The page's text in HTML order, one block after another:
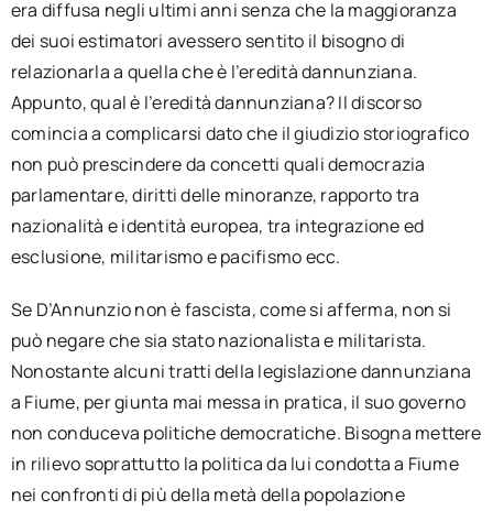
era diffusa negli ultimi anni senza che la maggioranza
dei suoi estimatori avessero sentito il bisogno di
relazionarla a quella che è l’eredità dannunziana.
Appunto, qual è l’eredità dannunziana? Il discorso
comincia a complicarsi dato che il giudizio storiografico
non può prescindere da concetti quali democrazia
parlamentare, diritti delle minoranze, rapporto tra
nazionalità e identità europea, tra integrazione ed
esclusione, militarismo e pacifismo ecc.
Se D’Annunzio non è fascista, come si afferma, non si
può negare che sia stato nazionalista e militarista.
Nonostante alcuni tratti della legislazione dannunziana
a Fiume, per giunta mai messa in pratica, il suo governo
non conduceva politiche democratiche. Bisogna mettere
in rilievo soprattutto la politica da lui condotta a Fiume
nei confronti di più della metà della popolazione